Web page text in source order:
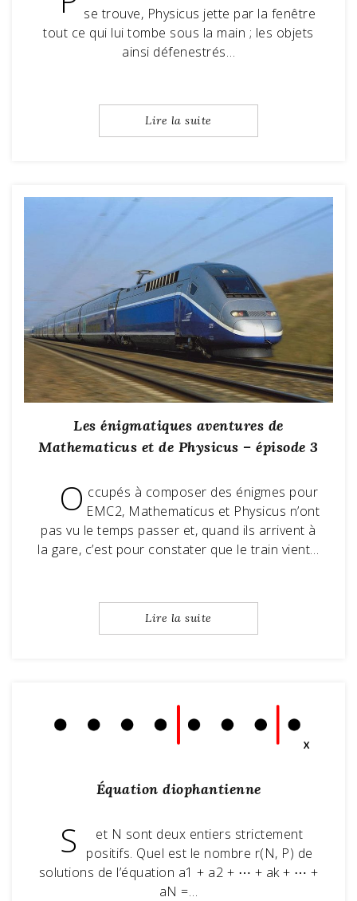
se trouve, Physicus jette par la fenêtre
tout ce qui lui tombe sous la main ; les objets
ainsi défenestrés…
Lire la suite
Les énigmatiques aventures de
Mathematicus et de Physicus – épisode 3
O ccupés à composer des énigmes pour
EMC2, Mathematicus et Physicus n’ont
pas vu le temps passer et, quand ils arrivent à
la gare, c’est pour constater que le train vient…
Lire la suite
Équation diophantienne
S
et N sont deux entiers strictement
positifs. Quel est le nombre r(N, P) de
solutions de l’équation a1 + a2 + ⋯ + ak + ⋯ +
aN =…